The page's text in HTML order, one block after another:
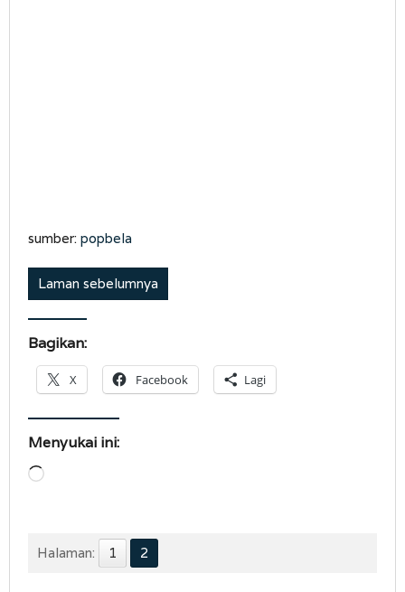
sumber: popbela
Laman sebelumnya
Bagikan:
X Facebook Lagi
Menyukai ini:
Memuat...
Halaman: 1 2